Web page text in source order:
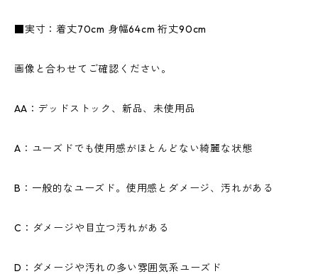
■実寸：着丈70cm 身幅64cm 裄丈90cm
画像と合わせてご確認ください。
AA：デッドストック、新品、未使用品
A：ユーズドでも使用感がほとんどない綺麗な状態
B：一般的なユーズド。使用感とダメージ、汚れがある
C：ダメージや目立つ汚れがある
D：ダメージや汚れの多い雰囲気系ユーズド